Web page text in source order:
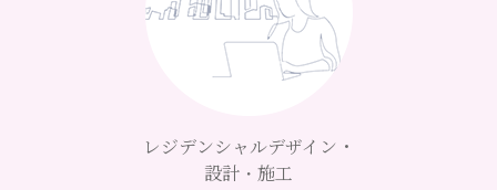
レジデンシャルデザイン・
設計・施工